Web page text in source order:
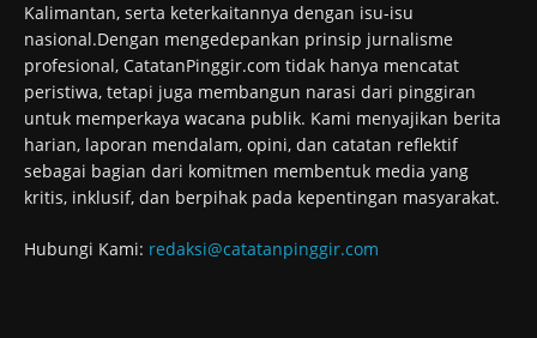
Kalimantan, serta keterkaitannya dengan isu-isu
nasional.Dengan mengedepankan prinsip jurnalisme
profesional, CatatanPinggir.com tidak hanya mencatat
peristiwa, tetapi juga membangun narasi dari pinggiran
untuk memperkaya wacana publik. Kami menyajikan berita
harian, laporan mendalam, opini, dan catatan reflektif
sebagai bagian dari komitmen membentuk media yang
kritis, inklusif, dan berpihak pada kepentingan masyarakat.
Hubungi Kami: redaksi@catatanpinggir.com